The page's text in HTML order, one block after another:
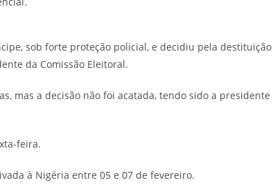
sob forte proteção policial, e decidiu pela destituição
da Comissão Eleitoral.
mas a decisão não foi acatada, tendo sido a presidente
feira.
à Nigéria entre 05 e 07 de fevereiro.